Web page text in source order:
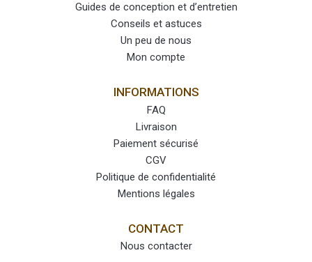
Guides de conception et d’entretien
Conseils et astuces
Un peu de nous
Mon compte
INFORMATIONS
FAQ
Livraison
Paiement sécurisé
CGV
Politique de confidentialité
Mentions légales
CONTACT
Nous contacter